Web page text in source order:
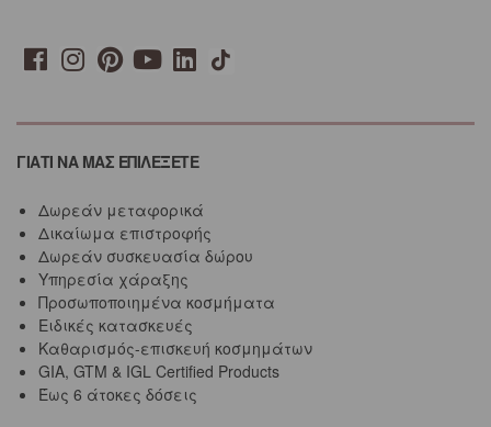
ΓΙΑΤΙ ΝΑ ΜΑΣ ΕΠΙΛΕΞΕΤΕ
Δωρεάν μεταφορικά
Δικαίωμα επιστροφής
Δωρεάν συσκευασία δώρου
Υπηρεσία χάραξης
Προσωποποιημένα κοσμήματα
Ειδικές κατασκευές
Καθαρισμός-επισκευή κοσμημάτων
GIA, GTM & IGL Certified Products
Έως 6 άτοκες δόσεις